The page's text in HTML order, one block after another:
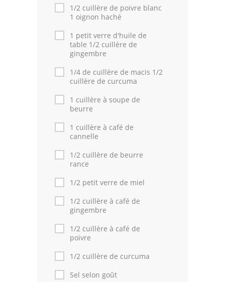
1/2 cuillère de poivre blanc
1 oignon haché
1 petit verre d'huile de
table 1/2 cuillère de
gingembre
1/4 de cuillère de macis 1/2
cuillère de curcuma
1 cuillère à soupe de
beurre
1 cuillère à café de
cannelle
1/2 cuillère de beurre
rance
1/2 petit verre de miel
1/2 cuillère à café de
gingembre
1/2 cuillère à café de
poivre
1/2 cuillère de curcuma
Sel selon goût